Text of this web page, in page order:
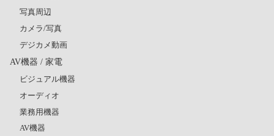
写真周辺
カメラ/写真
デジカメ動画
AV機器 / 家電
ビジュアル機器
オーディオ
業務用機器
AV機器